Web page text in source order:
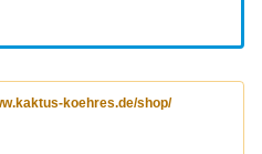
koehres.de/shop/